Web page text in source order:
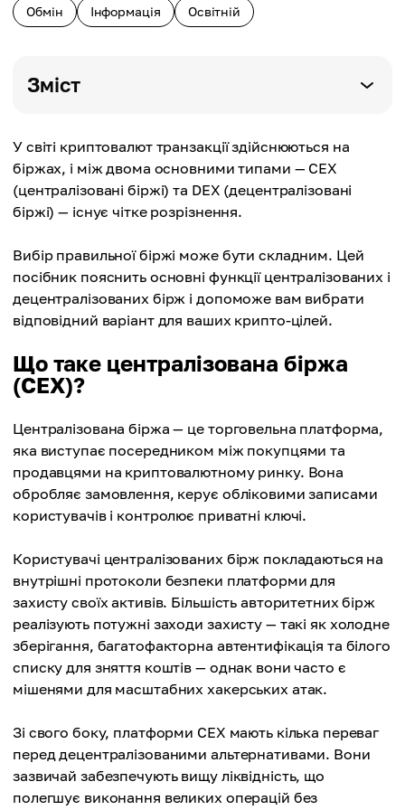
Обмін Інформація Освітній
Зміст
У світі криптовалют транзакції здійснюються на
біржах, і між двома основними типами — CEX
(централізовані біржі) та DEX (децентралізовані
біржі) — існує чітке розрізнення.
Вибір правильної біржі може бути складним. Цей
посібник пояснить основні функції централізованих і
децентралізованих бірж і допоможе вам вибрати
відповідний варіант для ваших крипто-цілей.
Що таке централізована біржа
(CEX)?
Централізована біржа — це торговельна платформа,
яка виступає посередником між покупцями та
продавцями на криптовалютному ринку. Вона
обробляє замовлення, керує обліковими записами
користувачів і контролює приватні ключі.
Користувачі централізованих бірж покладаються на
внутрішні протоколи безпеки платформи для
захисту своїх активів. Більшість авторитетних бірж
реалізують потужні заходи захисту — такі як холодне
зберігання, багатофакторна автентифікація та білого
списку для зняття коштів — однак вони часто є
мішенями для масштабних хакерських атак.
Зі свого боку, платформи CEX мають кілька переваг
перед децентралізованими альтернативами. Вони
зазвичай забезпечують вищу ліквідність, що
полегшує виконання великих операцій без